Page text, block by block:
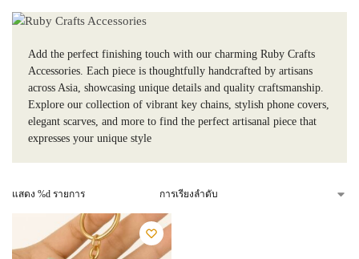
Add the perfect finishing touch with our charming Ruby Crafts
Accessories. Each piece is thoughtfully handcrafted by artisans
across Asia, showcasing unique details and quality craftsmanship.
Explore our collection of vibrant key chains, stylish phone covers,
elegant scarves, and more to find the perfect artisanal piece that
expresses your unique style
แสดง %d รายการ